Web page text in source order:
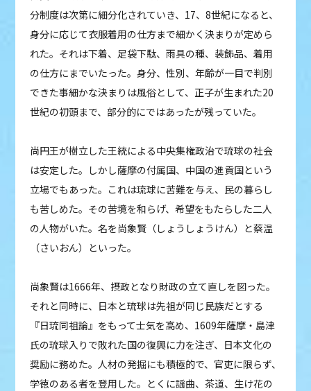
分制度は次第に細分化されていき、17、8世紀になると、
身分に応じて衣服着用の仕方まで細かく決まりが定めら
れた。それは下着、足袋下駄、雨具の種、装飾品、着用
の仕方にまでいたった。身分、性別、年齢が一目で判別
できた事細かな決まりは風俗として、正子が生まれた20
世紀の初頭まで、部分的にではあったが残っていた。
尚円王が樹立した王統による中央集権政治で琉球の社会
は安定した。しかし薩摩の付属国、中国の進貢国という
立場でもあった。これは琉球に苦難を与え、民の暮らし
も苦しめた。その苦境を和らげ、希望をもたらした二人
の人物がいた。名を尚象賢（しょうしょうけん）と蔡温
（さいおん）といった。
尚象賢は1666年、摂政となり財政の立て直しを図った。
それと同時に、日本と琉球は先祖が同じ民族だとする
『日琉同祖論』をもって士気を高め、1609年薩摩・島津
氏の琉球入りで敗れた国の復興に力を注ぎ、日本文化の
奨励に務めた。人材の発掘にも積極的で、官吏に限らず、
学徳のある者を登用した。とくに謡曲、茶道、生け花の